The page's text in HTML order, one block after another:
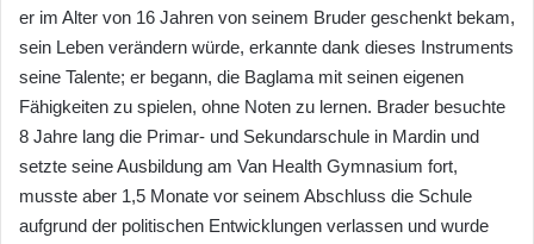
er im Alter von 16 Jahren von seinem Bruder geschenkt bekam,
sein Leben verändern würde, erkannte dank dieses Instruments
seine Talente; er begann, die Baglama mit seinen eigenen
Fähigkeiten zu spielen, ohne Noten zu lernen. Brader besuchte
8 Jahre lang die Primar- und Sekundarschule in Mardin und
setzte seine Ausbildung am Van Health Gymnasium fort,
musste aber 1,5 Monate vor seinem Abschluss die Schule
aufgrund der politischen Entwicklungen verlassen und wurde